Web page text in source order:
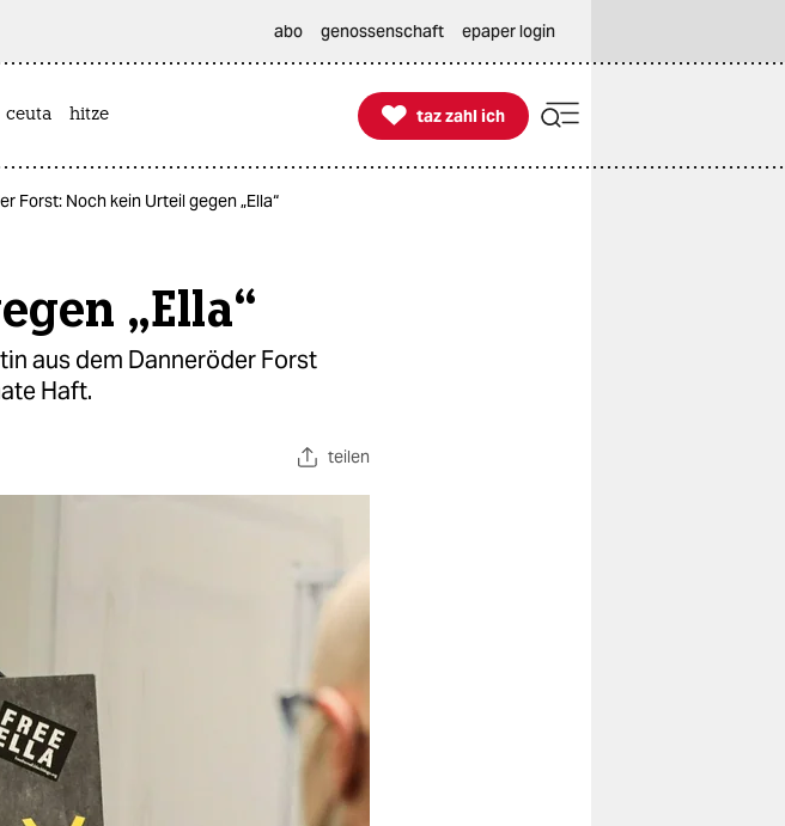
abo genossenschaft epaper login
ceuta hitze 
taz zahl ich
taz zahl ich
Forst: Noch kein Urteil gegen „Ella“
„Ella“
aus dem Danneröder Forst
Haft.
teilen